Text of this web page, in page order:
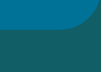
sursur